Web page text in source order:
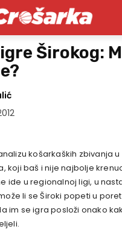
Širokog:
košarkaških zbivanja u
koji baš i nije najbolje
ide u regionalnoj ligi, u
li se Široki popeti u
im se igra posloži onako